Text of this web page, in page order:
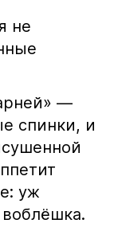
не
—
спинки, и
уж